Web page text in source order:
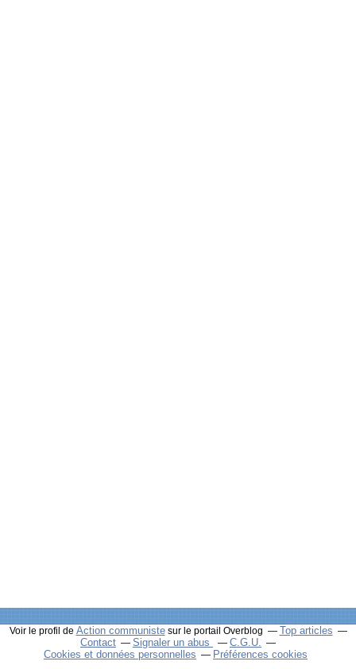
Voir le profil de Action communistesur le portail Overblog
Top articles
Contact
Signaler un abus
C.G.U.
Cookies et données personnelles
Préférences cookies